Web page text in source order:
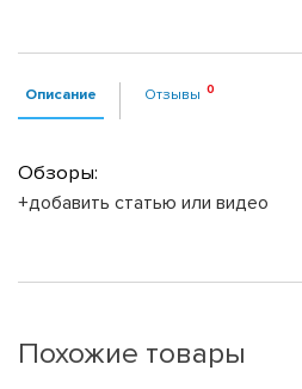
Описание Отзывы
Обзоры:
+добавить статью или видео
Похожие товары